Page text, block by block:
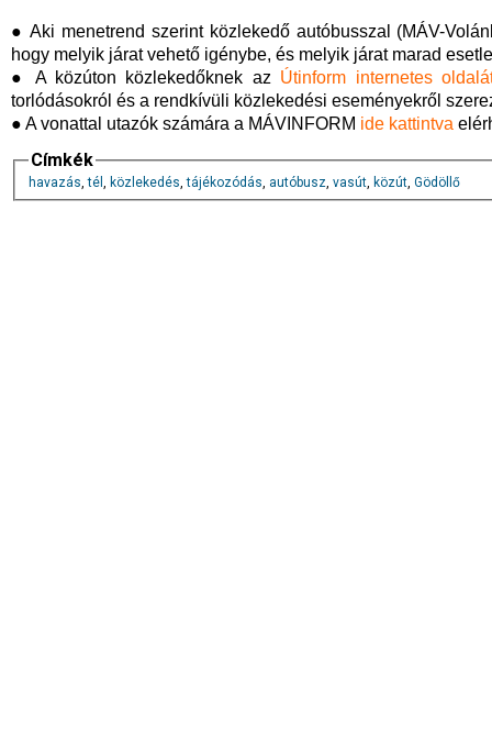
● Aki menetrend szerint közlekedő autóbusszal (MÁV-
hogy melyik járat vehető igénybe, és melyik járat marad
● A közúton közlekedőknek az Útinform internetes
torlódásokról és a rendkívüli közlekedési eseményekről
● A vonattal utazók számára a MÁVINFORM ide kattintva
Címkék
havazás,tél , közlekedés,tájékozódás, autóbusz, vasút, közút, Gödöllő